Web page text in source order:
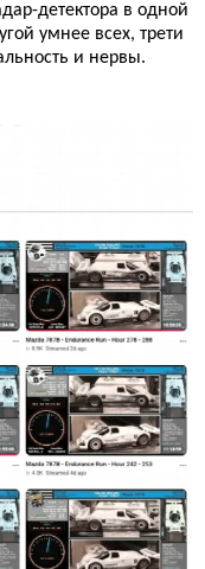
детектора в одной
умнее всех, трети
и нервы.